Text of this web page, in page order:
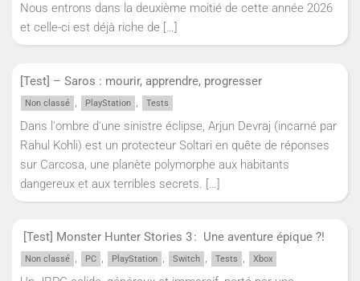
Nous entrons dans la deuxième moitié de cette année 2026
et celle-ci est déjà riche de […]
[Test] – Saros : mourir, apprendre, progresser
Non classé , PlayStation , Tests
Dans l'ombre d'une sinistre éclipse, Arjun Devraj (incarné par
Rahul Kohli) est un protecteur Soltari en quête de réponses
sur Carcosa, une planète polymorphe aux habitants
dangereux et aux terribles secrets. […]
[Test] Monster Hunter Stories 3 : Une aventure épique ?!
Non classé , PC , PlayStation , Switch , Tests , Xbox